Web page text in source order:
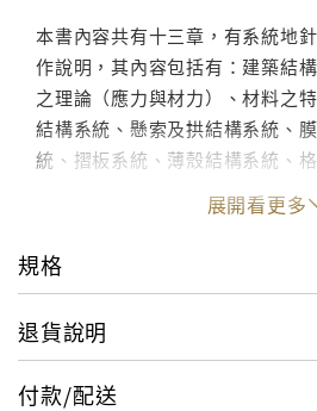
本書內容共有十三章，有系統地
作說明，其內容包括有：建築結
之理論（應力與材力）、材料之
結構系統、懸索及拱結構系統、
統、摺板系統、薄殼結構系統、
結構系統、高樓結構系統及基礎
涵蓋其中，使理論分析與案例探
造型與實際應用地相互呼應;並能
之編排，且進一步可作為建築與
展開看更多
規格
退貨說明
付款/配送